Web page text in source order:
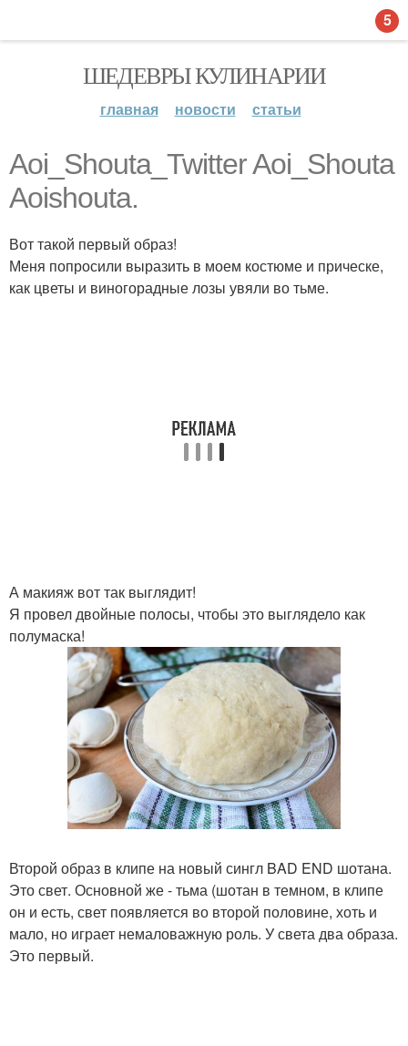
ШЕДЕВРЫ КУЛИНАРИИ
главная новости статьи
Aoi_Shouta_Twitter Aoi_Shouta
Aoishouta.
Вот такой первый образ!
Меня попросили выразить в моем костюме и прическе,
как цветы и виногорадные лозы увяли во тьме.
А макияж вот так выглядит!
Я провел двойные полосы, чтобы это выглядело как
полумаска!
Второй образ в клипе на новый сингл BAD END шотана.
Это свет. Основной же - тьма (шотан в темном, в клипе
он и есть, свет появляется во второй половине, хоть и
мало, но играет немаловажную роль. У света два образа.
Это первый.
5